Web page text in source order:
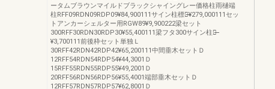
ータムブラウンマイルドブラックシャイングレー価格柱雨樋端
柱RFF09RDN09RDP09¥84,900111サイン柱標準̶̶̶¥279,000111セッ
トアンカーシェルター用RGW89¥9,900222梁セット
300RFF30RDN30RDP30¥55,400111梁フタ300サイン柱用̶̶̶
¥3,700111前後枠セット単独Ｌ
30RFF42RDN42RDP42¥65,200111中間垂木セットＤ
12RFF54RDN54RDP54¥44,3001Ｄ
15RFF55RDN55RDP55¥49,2001Ｄ
20RFF56RDN56RDP56¥55,4001端部垂木セットＤ
12RFF57RDN57RDP57¥62,8001Ｄ